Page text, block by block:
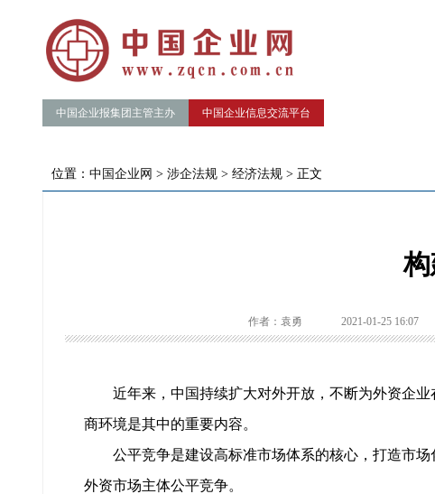
中国企业报集团主管主办 中国企业信息交流平台
位置： 中国企业网 > 涉企法规 > 经济法规 > 正文
作者：袁勇 2021-01-25 16:07
近年来，中国持续扩大对外开放，不断为外资企
商环境是其中的重要内容。
公平竞争是建设高标准市场体系的核心，打造市
外资市场主体公平竞争。